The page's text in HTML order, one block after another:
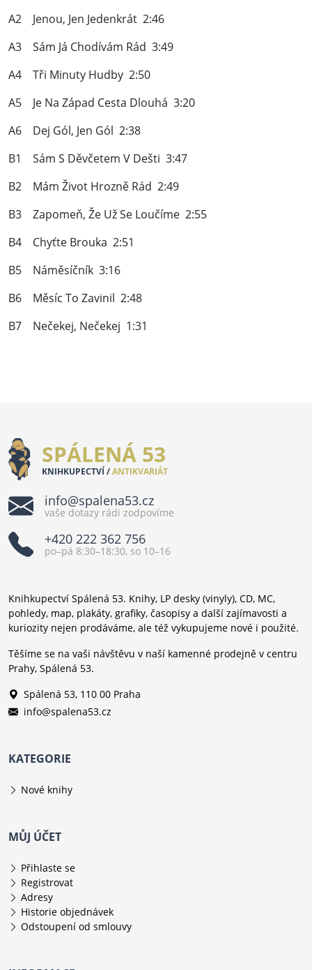
A2 Jenou, Jen Jedenkrát 2:46
A3 Sám Já Chodívám Rád 3:49
A4 Tři Minuty Hudby 2:50
A5 Je Na Západ Cesta Dlouhá 3:20
A6 Dej Gól, Jen Gól 2:38
B1 Sám S Děvčetem V Dešti 3:47
B2 Mám Život Hrozně Rád 2:49
B3 Zapomeň, Že Už Se Loučíme 2:55
B4 Chyťte Brouka 2:51
B5 Náměsíčník 3:16
B6 Měsíc To Zavinil 2:48
B7 Nečekej, Nečekej 1:31
SPÁLENÁ 53
KNIHKUPECTVÍ /ANTIKVARIÁT
info@spalena53.cz
vaše dotazy rádi zodpovíme
+420 222 362 756
po–pá 8:30–18:30, so 10–16
Knihkupectví Spálená 53. Knihy, LP desky (vinyly), CD, MC,
pohledy, map, plakáty, grafiky, časopisy a další zajímavosti a
kuriozity nejen prodáváme, ale též vykupujeme nové i použité.
Těšíme se na vaši návštěvu v naší kamenné prodejně v centru
Prahy, Spálená 53.
Spálená 53, 110 00 Praha
info@spalena53.cz
KATEGORIE
Nové knihy
MŮJ ÚČET
Přihlaste se
Registrovat
Adresy
Historie objednávek
Odstoupení od smlouvy